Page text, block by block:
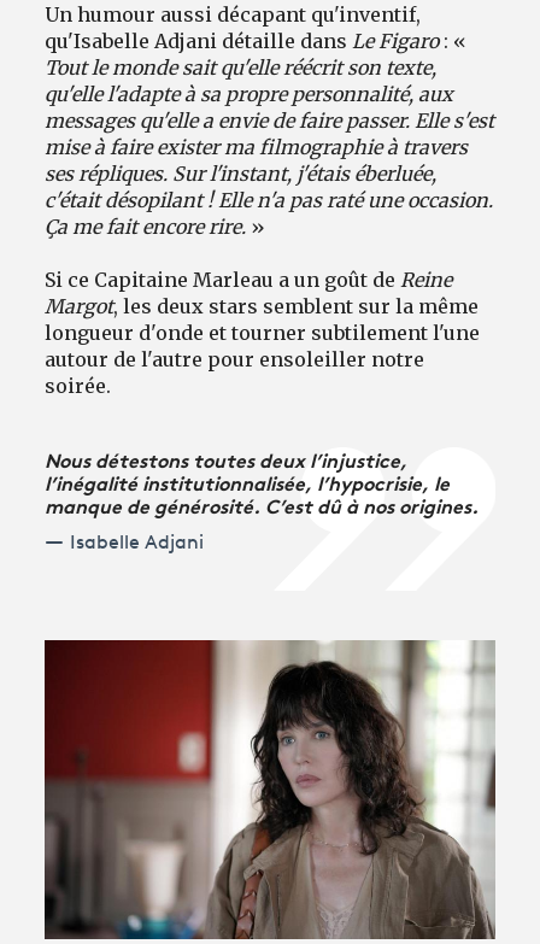
Un humour aussi décapant qu'inventif,
qu'Isabelle Adjani détaille dans Le Figaro: «
Tout le monde sait qu'elle réécrit son texte,
qu'elle l'adapte à sa propre personnalité, aux
messages qu'elle a envie de faire passer. Elle s'est
mise à faire exister ma filmographie à travers
ses répliques. Sur l'instant, j'étais éberluée,
c'était désopilant ! Elle n'a pas raté une occasion.
Ça me fait encore rire. »
Si ce Capitaine Marleau a un goût de Reine
Margot, les deux stars semblent sur la même
longueur d'onde et tourner subtilement l'une
autour de l'autre pour ensoleiller notre
soirée.
Nous détestons toutes deux l’injustice,
l’inégalité institutionnalisée, l’hypocrisie, le
manque de générosité. C’est dû à nos origines.
Isabelle Adjani